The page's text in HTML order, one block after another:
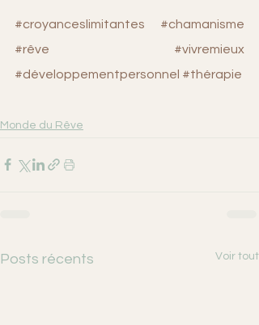
#croyanceslimitantes
#chamanisme
#rêve
#vivremieux
#développementpersonnel #thérapie
Monde du Rêve
Posts récents Voir tout